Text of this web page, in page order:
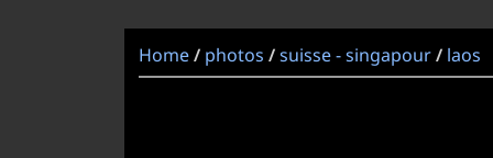
Home / photos / suisse - singapour / laos